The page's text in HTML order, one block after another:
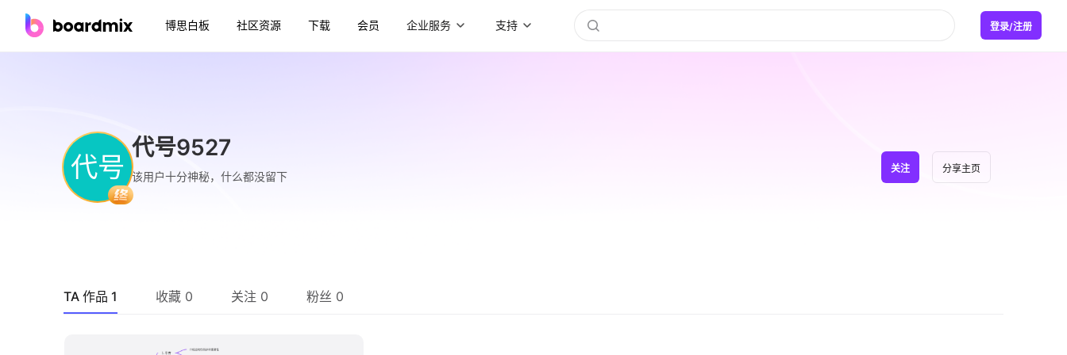
博思白板 社区资源 下载 会员 企业服务 支持 登录/注册
代号
代号9527
该用户十分神秘，什么都没留下
关注 分享主页
TA 作品 1 收藏 0 关注 0 粉丝 0